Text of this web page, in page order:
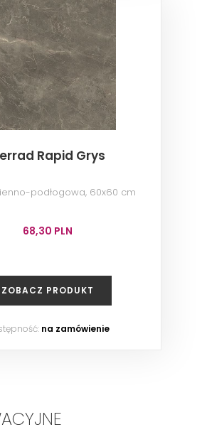
Rapid Grys
podłogowa, 60x60 cm
68,30 PLN
ZOBACZ PRODUKT
na zamówienie